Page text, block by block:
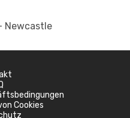
Newcastle
Cookies